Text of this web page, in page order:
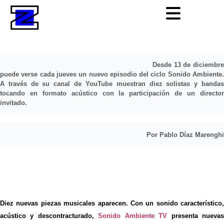
Desde 13 de diciembre
puede verse cada jueves un nuevo episodio del ciclo Sonido Ambiente.
A través de su canal de YouTube muestran diez solistas y bandas
tocando en formato acústico con la participación de un director
invitado.
Por Pablo Díaz Marenghi
Diez nuevas piezas musicales aparecen. Con un sonido característico,
acústico y descontracturado,Sonido Ambiente TV presenta nuevas